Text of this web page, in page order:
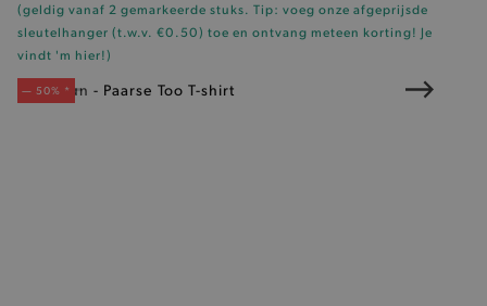
(geldig vanaf 2 gemarkeerde stuks. Tip: voeg onze afgeprijsde
sleutelhanger (t.w.v. €0.50) toe en ontvang meteen korting! Je
vindt 'm hier!)
— 50% *